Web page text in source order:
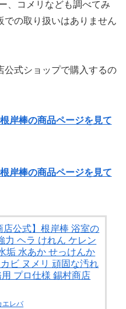
、コメリなども調べてみ
での取り扱いはありません
公式ショップで購入するの
岸棒の商品ページを見て
岸棒の商品ページを見て
店公式】根岸棒 浴室の
力 ヘラ けれん ケレン
垢 水あか せっけんか
ビ ヌメリ 頑固な汚れ
プロ仕様 錫村商店
エレバ